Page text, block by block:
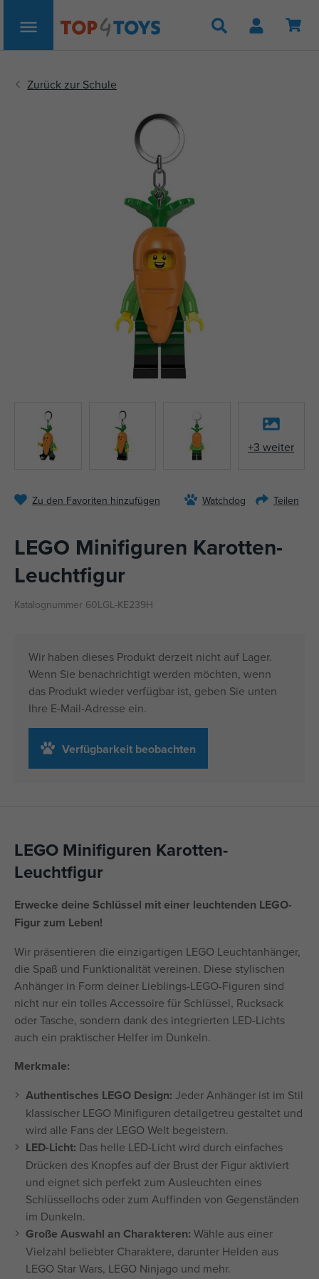
Suche
+3 weiter
Zu den Favoriten hinzufügen Watchdog Teilen
LEGO Minifiguren Karotten-
Leuchtfigur
Katalognummer 60LGL-KE239H
Wir haben dieses Produkt derzeit nicht auf Lager.
Wenn Sie benachrichtigt werden möchten, wenn
das Produkt wieder verfügbar ist, geben Sie unten
Ihre E-Mail-Adresse ein.
Verfügbarkeit beobachten
LEGO Minifiguren Karotten-
Leuchtfigur
Erwecke deine Schlüssel mit einer leuchtenden LEGO-
Figur zum Leben!
Wir präsentieren die einzigartigen LEGO Leuchtanhänger,
die Spaß und Funktionalität vereinen. Diese stylischen
Anhänger in Form deiner Lieblings-LEGO-Figuren sind
nicht nur ein tolles Accessoire für Schlüssel, Rucksack
oder Tasche, sondern dank des integrierten LED-Lichts
auch ein praktischer Helfer im Dunkeln.
Merkmale:
Authentisches LEGO Design: Jeder Anhänger ist im Stil
klassischer LEGO Minifiguren detailgetreu gestaltet und
wird alle Fans der LEGO Welt begeistern.
LED-Licht: Das helle LED-Licht wird durch einfaches
Drücken des Knopfes auf der Brust der Figur aktiviert
und eignet sich perfekt zum Ausleuchten eines
Schlüssellochs oder zum Auffinden von Gegenständen
im Dunkeln.
Große Auswahl an Charakteren: Wähle aus einer
Vielzahl beliebter Charaktere, darunter Helden aus
LEGO Star Wars, LEGO Ninjago und mehr.